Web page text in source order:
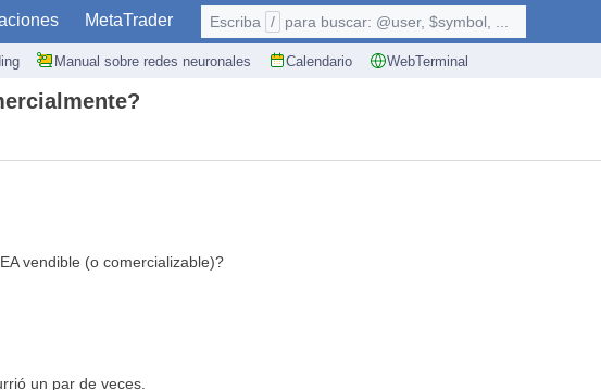
MetaTrader
Manual sobre redes neuronales Calendario WebTerminal
Escriba / para buscar: @user, $symbol, ...
vendible (o comercializable)?
un par de veces.